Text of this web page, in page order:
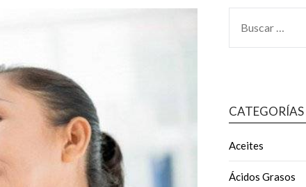
CATEGORÍAS
Aceites
Ácidos Grasos